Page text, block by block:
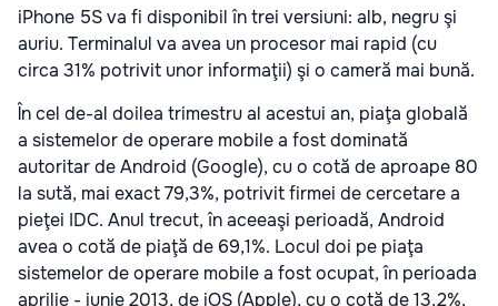
iPhone 5S va fi disponibil în trei versiuni: alb, negru şi
auriu. Terminalul va avea un procesor mai rapid (cu
circa 31% potrivit unor informaţii) şi o cameră mai bună.
În cel de-al doilea trimestru al acestui an, piaţa globală
a sistemelor de operare mobile a fost dominată
autoritar de Android (Google), cu o cotă de aproape 80
la sută, mai exact 79,3%, potrivit firmei de cercetare a
pieţei IDC. Anul trecut, în aceeaşi perioadă, Android
avea o cotă de piaţă de 69,1%. Locul doi pe piaţa
sistemelor de operare mobile a fost ocupat, în perioada
aprilie - iunie 2013, de iOS (Apple), cu o cotă de 13,2%,